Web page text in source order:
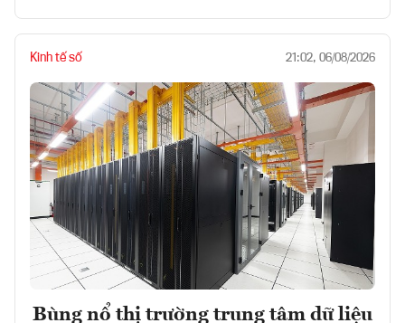
Kinh tế số 21:02, 06/08/2026
Bùng nổ thị trường trung tâm dữ liệu